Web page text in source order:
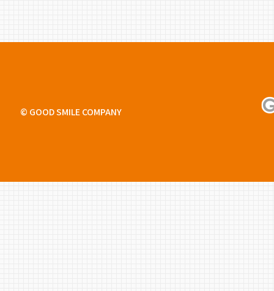
© GOOD SMILE COMPANY